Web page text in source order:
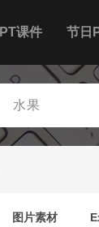
课件 节日
图片素材